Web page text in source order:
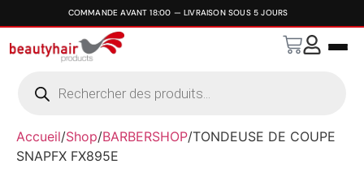
Accueil/Shop/BARBERSHOP/TONDEUSE DE COUPE
SNAPFX FX895E